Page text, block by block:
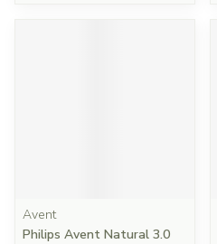
Avent
Philips Avent Natural 3.0